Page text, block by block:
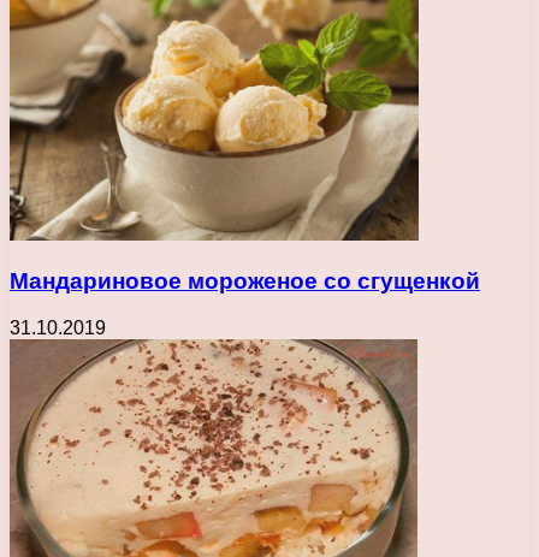
Мандариновое мороженое со сгущенкой
31.10.2019